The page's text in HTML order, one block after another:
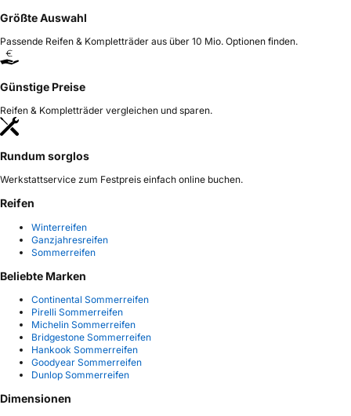
Größte Auswahl
Passende Reifen & Kompletträder aus über 10 Mio. Optionen finden.
Günstige Preise
Reifen & Kompletträder vergleichen und sparen.
Rundum sorglos
Werkstattservice zum Festpreis einfach online buchen.
Reifen
Winterreifen
Ganzjahresreifen
Sommerreifen
Beliebte Marken
Continental Sommerreifen
Pirelli Sommerreifen
Michelin Sommerreifen
Bridgestone Sommerreifen
Hankook Sommerreifen
Goodyear Sommerreifen
Dunlop Sommerreifen
Dimensionen